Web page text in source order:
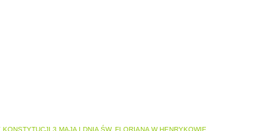
3 MAJA I DNIA ŚW. FLORIANA W HENRYKOWIE